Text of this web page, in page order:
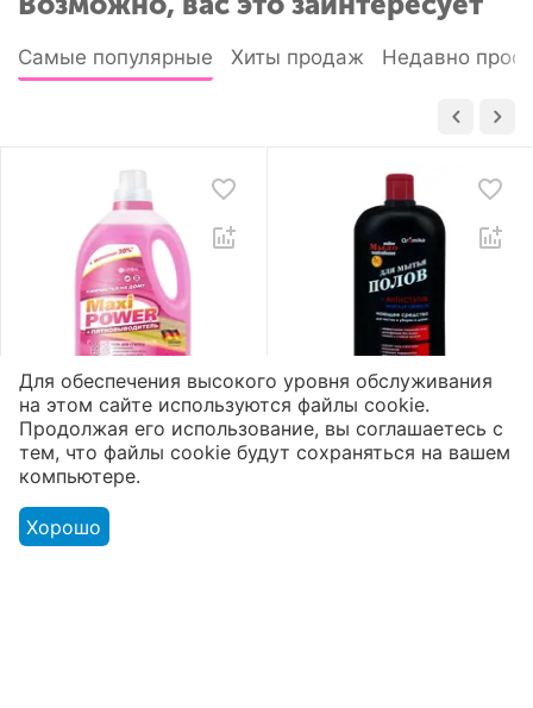
Самые популярные Хиты продаж Недавно
Гель для стирки «Maxi
Power»
Пятновыводитель
3300 мл
5 2
Доступно:
5012₸
Жидкое мыло для
полов «Aromika» 72%
Морская свежесть
Для обеспечения высокого уровня обслуживания
на этом сайте используются файлы cookie.
Продолжая его использование, вы соглашаетесь с
тем, что файлы cookie будут сохраняться на вашем
компьютере.
Хорошо